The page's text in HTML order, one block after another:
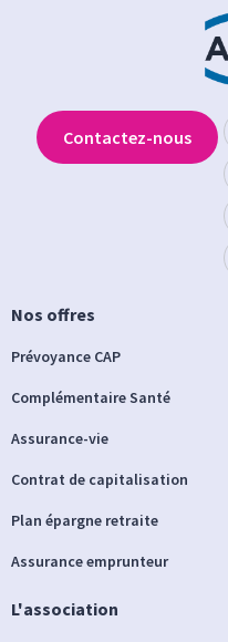
Nos offres
Prévoyance CAP
Complémentaire Santé
Assurance-vie
Contrat de capitalisation
Plan épargne retraite
Assurance emprunteur
L'association
Contactez-nous